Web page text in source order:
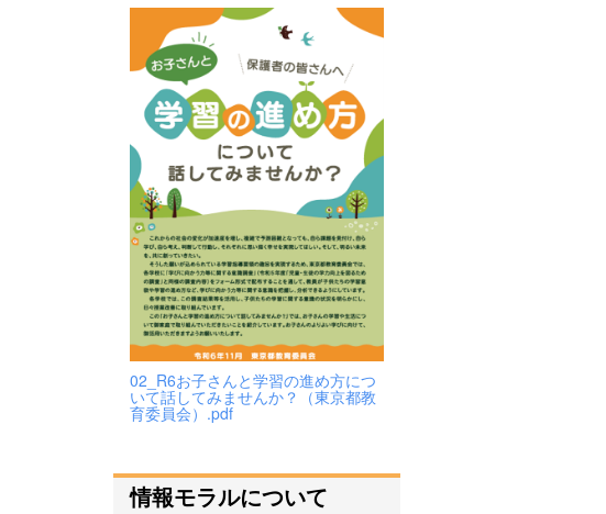
02_R6お子さんと学習の進め方につ
いて話してみませんか？（東京都教
育委員会）.pdf
情報モラルについて